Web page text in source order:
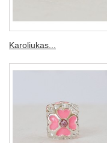
Karoliukas...